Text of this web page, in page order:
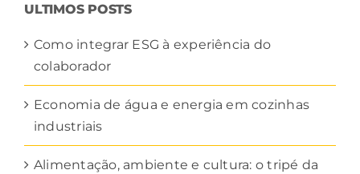
ULTIMOS POSTS
Como integrar ESG à experiência do
colaborador
Economia de água e energia em cozinhas
industriais
Alimentação, ambiente e cultura: o tripé da